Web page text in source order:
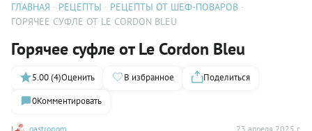
ГЛАВНАЯ РЕЦЕПТЫ
РЕЦЕПТЫ ОТ ШЕФ-ПОВАРОВ
ГОРЯЧЕЕ СУФЛЕ ОТ LE CORDON BLEU
Горячее суфле от Le Cordon Bleu
gastronom 23 апреля 2025 г.
5.00 (4)Оценить В избранное
Поделиться
0Комментировать